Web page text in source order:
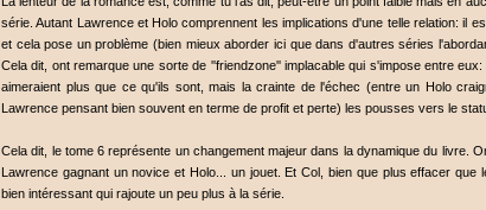
série. Autant Lawrence et Holo comprennent les implications d'une telle relation: il
et cela pose un problème (bien mieux aborder ici que dans d'autres séries
Cela dit, ont remarque une sorte de ''friendzone'' implacable qui s'impose entre
aimeraient plus que ce qu'ils sont, mais la crainte de l'échec (entre un Holo
Lawrence pensant bien souvent en terme de profit et perte) les pousses vers le
Cela dit, le tome 6 représente un changement majeur dans la dynamique du livre.
Lawrence gagnant un novice et Holo... un jouet. Et Col, bien que plus effacer
bien intéressant qui rajoute un peu plus à la série.